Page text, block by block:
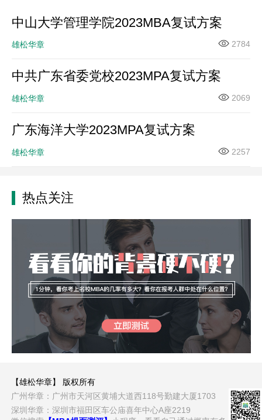
中山大学管理学院2023MBA复试方案
雄松华章 2784
中共广东省委党校2023MPA复试方案
雄松华章 2069
广东海洋大学2023MPA复试方案
雄松华章 2257
热点关注
【雄松华章】 版权所有
广州华章：广州市天河区黄埔大道西118号勤建大厦1703
深圳华章：深圳市福田区车公庙喜年中心A座2219